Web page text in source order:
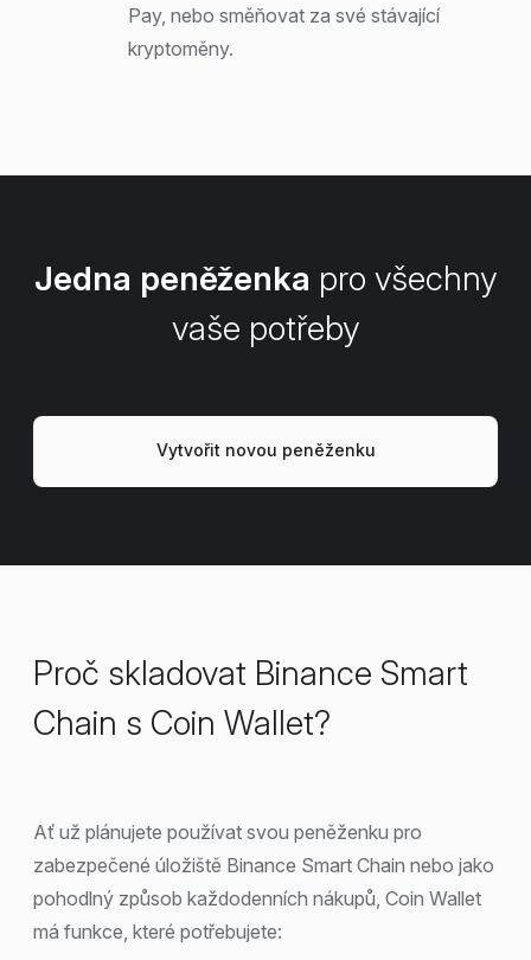
Pay, nebo směňovat za své stávající
kryptoměny.
Jedna peněženka pro všechny
vaše potřeby
Vytvořit novou peněženku
Proč skladovat Binance Smart
Chain s Coin Wallet?
Ať už plánujete používat svou peněženku pro
zabezpečené úložiště Binance Smart Chain nebo jako
pohodlný způsob každodenních nákupů, Coin Wallet
má funkce, které potřebujete: